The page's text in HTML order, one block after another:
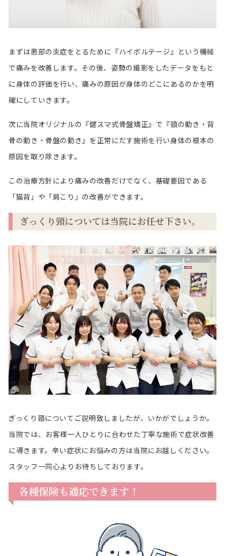
まずは患部の炎症をとるために『ハイボルテージ』という機械
で痛みを改善します。その後、姿勢の撮影をしたデータをもと
に身体の評価を行い、痛みの原因が身体のどこにあるのかを明
確にしていきます。
次に当院オリジナルの『健スマ式骨盤矯正』で『頸の動き・背
骨の動き・骨盤の動き』を正常にだす施術を行い身体の根本の
原因を取り除きます。
この治療方針により痛みの改善だけでなく、基礎要因である
「猫背」や「肩こり」の改善ができます。
ぎっくり頸については当院にお任せ下さい。
ぎっくり頸についてご説明致しましたが、いかがでしょうか。
当院では、お客様一人ひとりに合わせた丁寧な施術で症状改善
に導きます。辛い症状にお悩みの方は当院にお越しください。
スタッフ一同心よりお待ちしております。
各種保険も適応できます！